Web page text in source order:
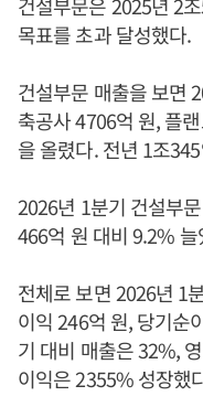
목표를 초과 달성했다.
건설부문 매출을 보면
축공사 4706억 원, 플
을 올렸다. 전년 1조
2026년 1분기 건설부
466억 원 대비 9.2% 늘
전체로 보면 2026년 1
이익 246억 원, 당기순
기 대비 매출은 32%,
이익은 2355% 성장했